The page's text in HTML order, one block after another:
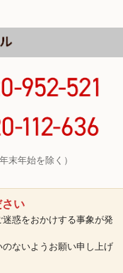
末年始を除く）
い
惑をおかけする事象が発
ないようお願い申し上げ